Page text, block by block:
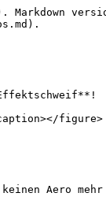
figure>
Aero